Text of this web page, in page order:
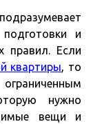
и
правил. Если
квартиры, то
нужно
вещи и